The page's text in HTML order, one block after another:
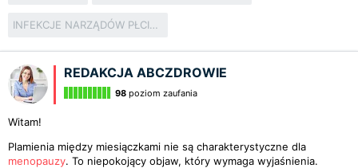
INFEKCJE NARZĄDÓW PŁCIOWYCH
REDAKCJA ABCZDROWIE
98 poziom zaufania
Witam!
Plamienia między miesiączkami nie są charakterystyczne dla
menopauzy. To niepokojący objaw, który wymaga wyjaśnienia.